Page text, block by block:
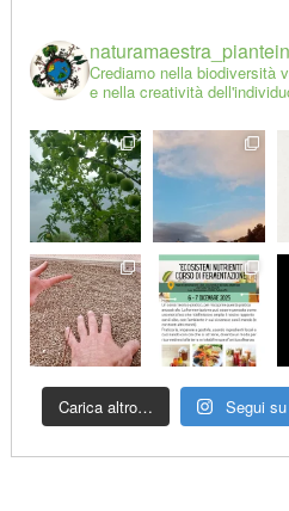
Crediamo nella biodiversità
e nella creatività
Carica altro… Segui